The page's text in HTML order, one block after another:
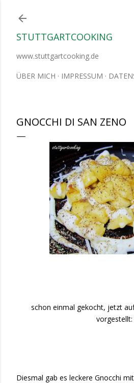
STUTTGARTCOOKING
www.stuttgartcooking.de
ÜBER MICH IMPRESSUM
GNOCCHI DI SAN ZENO
schon einmal gekocht, jetzt
vorgestellt:
Diesmal gab es leckere Gnocchi